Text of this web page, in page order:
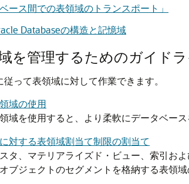
ベース間での表領域のトランスポート」
Databaseの構造と記憶域
を管理するためのガイド
って表領域に対して作業できます。
域の使用
域を使用すると、より柔軟にデータベース
対する表領域割当て制限の割当て
タ、マテリアライズド・ビュー、索引お
ブジェクトのセグメントを格納する表領